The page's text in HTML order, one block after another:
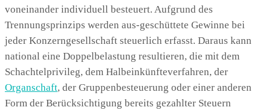
voneinander individuell besteuert. Aufgrund des
Trennungsprinzips werden aus-geschüttete Gewinne bei
jeder Konzerngesellschaft steuerlich erfasst. Daraus kann
national eine Doppelbelastung resultieren, die mit dem
Schachtelprivileg, dem Halbeinkünfteverfahren, der
Organschaft, der Gruppenbesteuerung oder einer anderen
Form der Berücksichtigung bereits gezahlter Steuern